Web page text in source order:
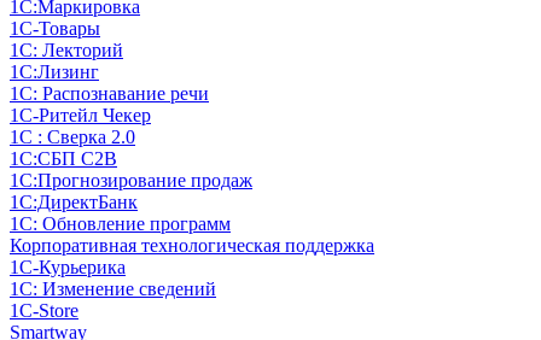
1С:Маркировка
1С-Товары
1С: Лекторий
1С:Лизинг
1С: Распознавание речи
1C-Ритейл Чекер
1С : Сверка 2.0
1С:СБП C2B
1С:Прогнозирование продаж
1С:ДиректБанк
1С: Обновление программ
Корпоративная технологическая поддержка
1С-Курьерика
1С: Изменение сведений
1C-Store
Smartway